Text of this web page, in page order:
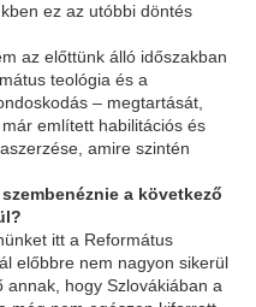
ez az utóbbi döntés
az előttünk álló időszakban
teológia és a
– megtartását,
említett habilitációs és
amire szintén
a következő
itt a Református
előbbre nem nagyon sikerül
hogy Szlovákiában a